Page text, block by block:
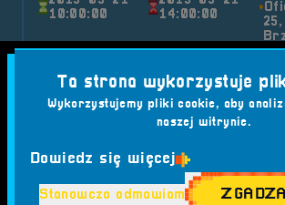
10:00:00
14:00:00
wszystkim ludzie, które wchodzą w
Dzięki nim wszystko stało się
Aktualności Mobilna RetroSfera
Tagi: #DNI OTWARTE #EDUKACJA
Ta strona wykorzystuje
Wykorzystujemy pliki cookie, aby
naszej witrynie.
Dowiedz się więcej
Stanowczo odmawiam